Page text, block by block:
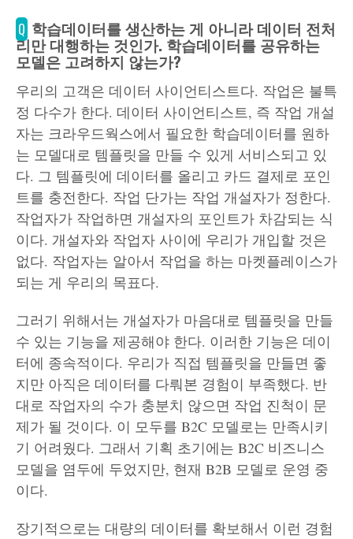
Q 학습데이터를 생산하는 게 아니라 데이터 전처
리만 대행하는 것인가. 학습데이터를 공유하는
모델은 고려하지 않는가?
우리의 고객은 데이터 사이언티스트다. 작업은 불특
정 다수가 한다. 데이터 사이언티스트, 즉 작업 개설
자는 크라우드웍스에서 필요한 학습데이터를 원하
는 모델대로 템플릿을 만들 수 있게 서비스되고 있
다. 그 템플릿에 데이터를 올리고 카드 결제로 포인
트를 충전한다. 작업 단가는 작업 개설자가 정한다.
작업자가 작업하면 개설자의 포인트가 차감되는 식
이다. 개설자와 작업자 사이에 우리가 개입할 것은
없다. 작업자는 알아서 작업을 하는 마켓플레이스가
되는 게 우리의 목표다.
그러기 위해서는 개설자가 마음대로 템플릿을 만들
수 있는 기능을 제공해야 한다. 이러한 기능은 데이
터에 종속적이다. 우리가 직접 템플릿을 만들면 좋
지만 아직은 데이터를 다뤄본 경험이 부족했다. 반
대로 작업자의 수가 충분치 않으면 작업 진척이 문
제가 될 것이다. 이 모두를 B2C 모델로는 만족시키
기 어려웠다. 그래서 기획 초기에는 B2C 비즈니스
모델을 염두에 두었지만, 현재 B2B 모델로 운영 중
이다.
장기적으로는 대량의 데이터를 확보해서 이런 경험